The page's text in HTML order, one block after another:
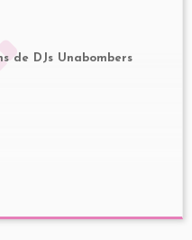
de DJs Unabombers